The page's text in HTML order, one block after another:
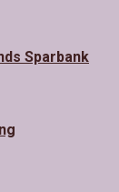
Sparbank